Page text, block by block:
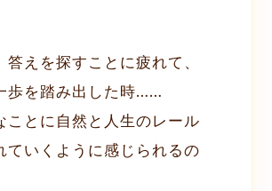
答えを探すことに疲れて、
歩を踏み出した時……
ことに自然と人生のレール
ていくように感じられるの